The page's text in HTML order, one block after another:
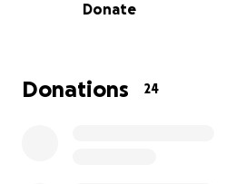
lives of her children.
destroyed all the belongings
both of her vehicles, her HVAC
Donate
Donations 24